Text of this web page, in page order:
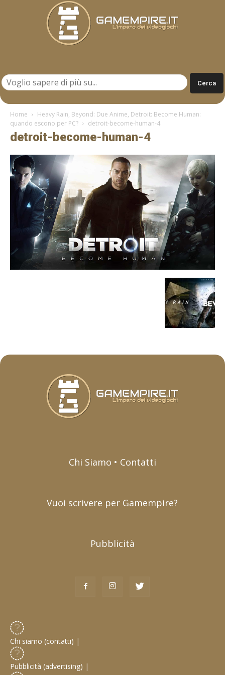
Home
Heavy Rain, Beyond: Due Anime, Detroit: Become Human:
quando escono per PC?
detroit-become-human-4
detroit-become-human-4
Chi Siamo • Contatti
Vuoi scrivere per Gamempire?
Pubblicità
Chi siamo (contatti) |
Pubblicità (advertising) |